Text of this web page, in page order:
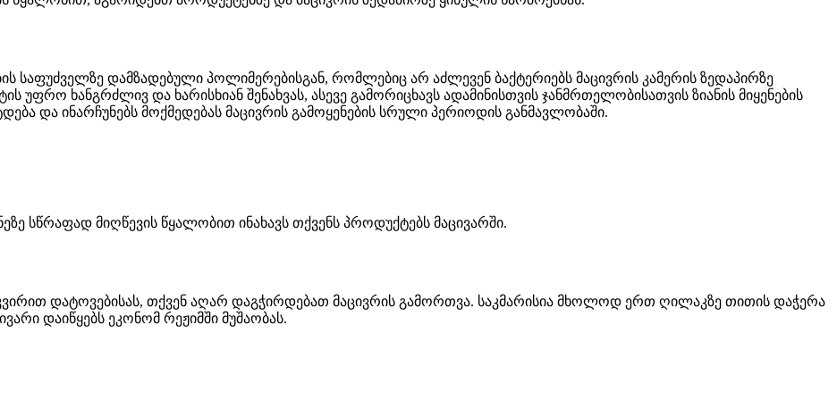
საფუძველზე დამზადებული პოლიმერებისგან, რომლებიც არ აძლევენ ბაქტერიებს მაცივრის კამერის ზედაპირზე
უფრო ხანგრძლივ და ხარისხიან შენახვას, ასევე გამორიცხავს ადამინისთვის ჯანმრთელობისათვის ზიანის მიყენების
და ინარჩუნებს მოქმედებას მაცივრის გამოყენების სრული პერიოდის განმავლობაში.
სწრაფად მიღწევის წყალობით ინახავს თქვენს პროდუქტებს მაცივარში.
დატოვებისას, თქვენ აღარ დაგჭირდებათ მაცივრის გამორთვა. საკმარისია მხოლოდ ერთ ღილაკზე თითის დაჭერა
დაიწყებს ეკონომ რეჟიმში მუშაობას.